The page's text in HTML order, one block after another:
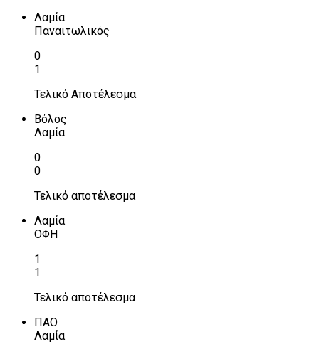
Λαμία
Παναιτωλικός
0
1
Τελικό Αποτέλεσμα
Βόλος
Λαμία
0
0
Τελικό αποτέλεσμα
Λαμία
ΟΦΗ
1
1
Τελικό αποτέλεσμα
ΠΑΟ
Λαμία